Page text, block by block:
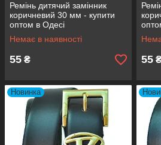
Ремінь дитячий замінник
коричневий 30 мм - купити
оптом в Одесі
Немає в наявності
55 ₴ 55
Новинка